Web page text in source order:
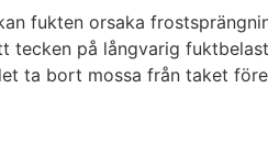
fukten orsaka
på långvarig
ta bort mossa från taket